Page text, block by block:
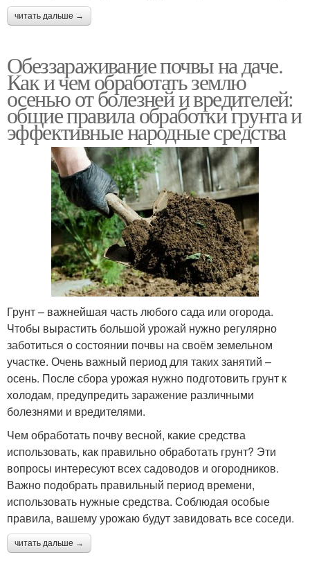
читать дальше →
Обеззараживание почвы на даче.
Как и чем обработать землю
осенью от болезней и вредителей:
общие правила обработки грунта и
эффективные народные средства
Грунт – важнейшая часть любого сада или огорода.
Чтобы вырастить большой урожай нужно регулярно
заботиться о состоянии почвы на своём земельном
участке. Очень важный период для таких занятий –
осень. После сбора урожая нужно подготовить грунт к
холодам, предупредить заражение различными
болезнями и вредителями.
Чем обработать почву весной, какие средства
использовать, как правильно обработать грунт? Эти
вопросы интересуют всех садоводов и огородников.
Важно подобрать правильный период времени,
использовать нужные средства. Соблюдая особые
правила, вашему урожаю будут завидовать все соседи.
читать дальше →